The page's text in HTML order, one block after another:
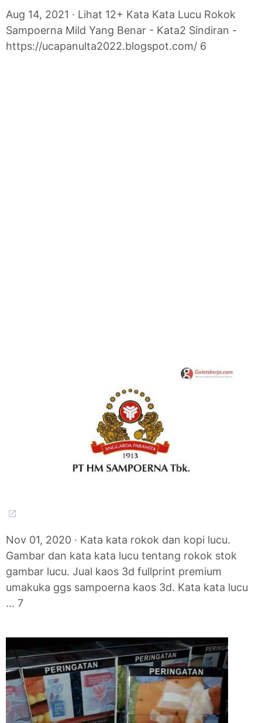
Aug 14, 2021 · Lihat 12+ Kata Kata Lucu Rokok
Sampoerna Mild Yang Benar - Kata2 Sindiran -
https://ucapanulta2022.blogspot.com/ 6
Nov 01, 2020 · Kata kata rokok dan kopi lucu.
Gambar dan kata kata lucu tentang rokok stok
gambar lucu. Jual kaos 3d fullprint premium
umakuka ggs sampoerna kaos 3d. Kata kata lucu
… 7